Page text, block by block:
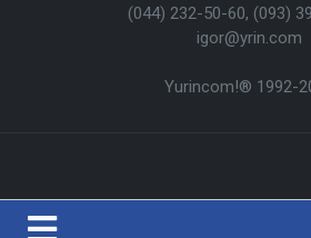
Yurincom!® 1992-
(044) 232-50-60, (093)
igor@yrin.com